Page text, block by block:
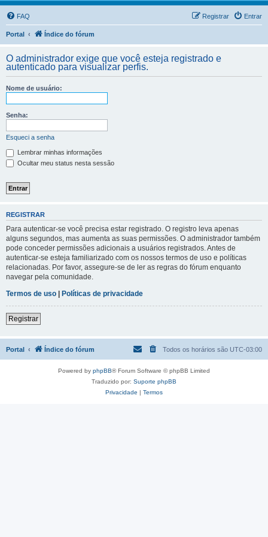
FAQ Entrar
Registrar
Portal Índice do fórum
O administrador exige que você esteja registrado e
autenticado para visualizar perfis.
Nome de usuário:
Senha:
Esqueci a senha
Lembrar minhas informações
Ocultar meu status nesta sessão
REGISTRAR
Para autenticar-se você precisa estar registrado. O registro leva apenas
alguns segundos, mas aumenta as suas permissões. O administrador também
pode conceder permissões adicionais a usuários registrados. Antes de
autenticar-se esteja familiarizado com os nossos termos de uso e políticas
relacionadas. Por favor, assegure-se de ler as regras do fórum enquanto
navegar pela comunidade.
Termos de uso | Políticas de privacidade
Registrar
Portal Índice do fórum Todos os horários são UTC-03:00
Powered by phpBB® Forum Software © phpBB Limited
Traduzido por: Suporte phpBB
Privacidade | Termos